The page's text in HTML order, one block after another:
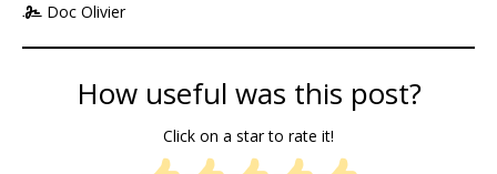
Doc Olivier
How useful was this post?
Click on a star to rate it!